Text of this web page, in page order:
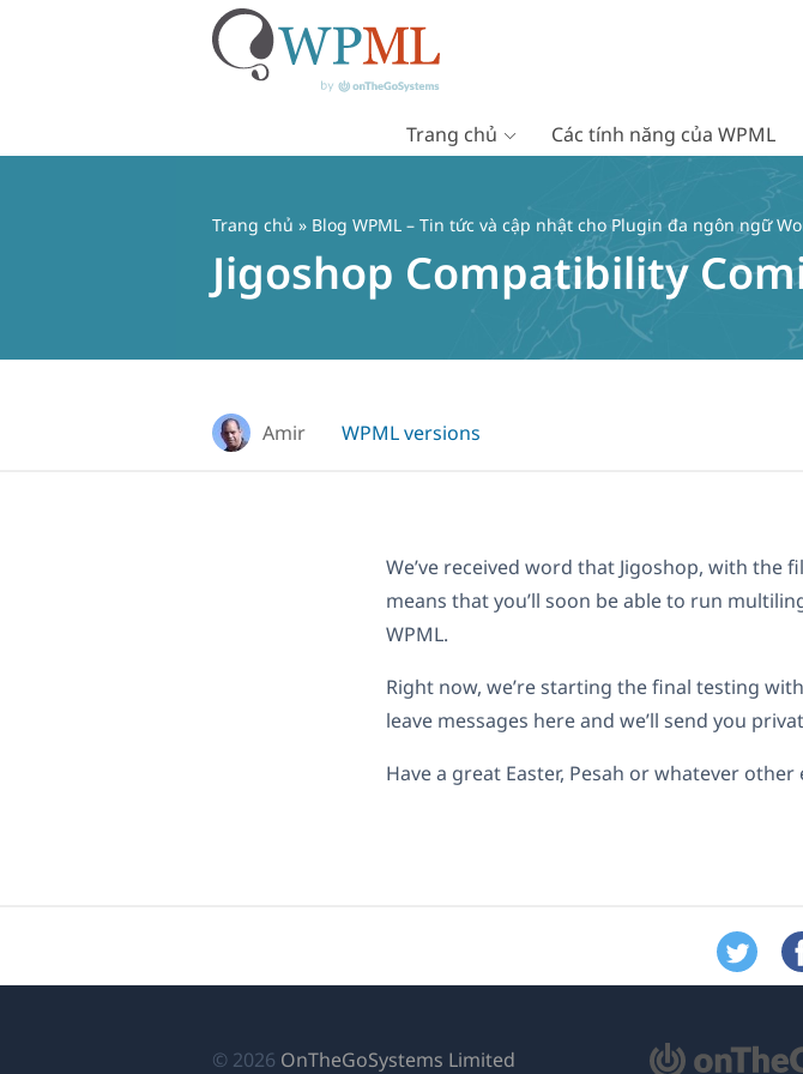
Trang chủ Các tính năng của WPML
Trang chủ » Blog WPML – Tin tức và cập nhật cho Plugin đa ngôn ngữ
Jigoshop Compatibility
Amir WPML versions
We’ve received word that Jigoshop, with the
means that you’ll soon be able to run
WPML.
Right now, we’re starting the final testing
leave messages here and we’ll send you
Have a great Easter, Pesah or whatever
© 2026 OnTheGoSystems Limited